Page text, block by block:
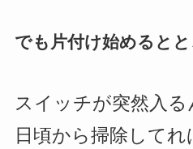
でも片付け始めると
スイッチが突然入る
日頃から掃除して